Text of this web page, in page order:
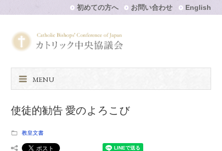
初めての方へ お問い合わせ English
MENU
使徒的勧告 愛のよろこび
教皇文書